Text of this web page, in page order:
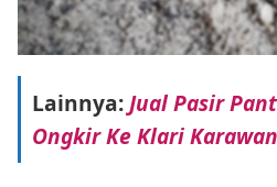
Lainnya:Jual Pasir
Ongkir Ke Klari